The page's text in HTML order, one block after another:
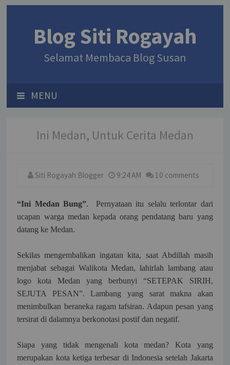
Blog Siti Rogayah
Selamat Membaca Blog Susan
MENU
Ini Medan, Untuk Cerita Medan
Siti Rogayah Blogger 9:24 AM 10 comments
“Ini Medan Bung”. Pernyataan itu selalu terlontar dari
ucapan warga medan kepada orang pendatang baru yang
datang ke Medan.
Sekilas mengembalikan ingatan kita, saat Abdillah masih
menjabat sebagai Walikota Medan, lahirlah lambang atau
logo kota Medan yang berbunyi “SETEPAK SIRIH,
SEJUTA PESAN”. Lambang yang sarat makna akan
menimbulkan beraneka ragam tafsiran. Adapun pesan yang
tersirat di dalamnya berkonotasi postif dan negatif.
Siapa yang tidak mengenali kota medan? Kota yang
merupakan kota ketiga terbesar di Indonesia setelah Jakarta